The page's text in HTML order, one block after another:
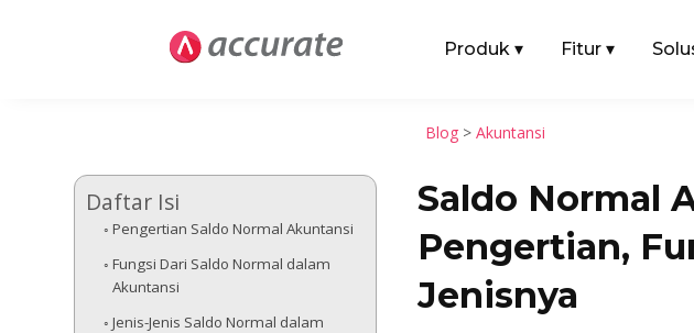
Produk ▾ Fitur ▾
Blog >Akuntansi
Daftar Isi
Pengertian Saldo Normal Akuntansi
Fungsi Dari Saldo Normal dalam
Akuntansi
Jenis-Jenis Saldo Normal dalam
Saldo Normal
Pengertian,
Jenisnya